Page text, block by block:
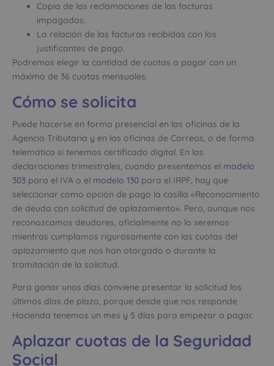
Copia de las reclamaciones de las facturas
impagadas.
La relación de las facturas recibidas con los
justificantes de pago.
Podremos elegir la cantidad de cuotas a pagar con un
máximo de 36 cuotas mensuales.
Cómo se solicita
Puede hacerse en forma presencial en las oficinas de la
Agencia Tributaria y en las oficinas de Correos, o de forma
telemática si tenemos certificado digital. En las
declaraciones trimestrales, cuando presentemos el modelo
303 para el IVA o el modelo 130 para el IRPF, hay que
seleccionar como opción de pago la casilla «Reconocimiento
de deuda con solicitud de aplazamiento». Pero, aunque nos
reconozcamos deudores, oficialmente no lo seremos
mientras cumplamos rigurosamente con las cuotas del
aplazamiento que nos han otorgado o durante la
tramitación de la solicitud.
Para ganar unos días conviene presentar la solicitud los
últimos días de plazo, porque desde que nos responde
Hacienda tenemos un mes y 5 días para empezar a pagar.
Aplazar cuotas de la Seguridad
Social